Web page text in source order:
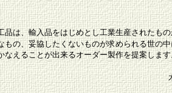
品は、輸入品をはじめとし工業生産されたも
もの、妥協したくないものが求められる世の
なえることが出来るオーダー製作を提案します